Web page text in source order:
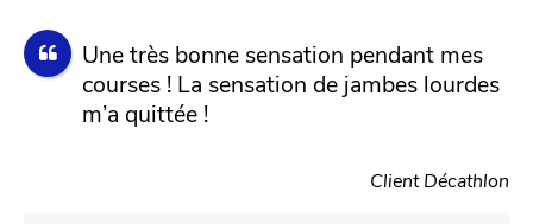
Une très bonne sensation pendant mes
courses ! La sensation de jambes lourdes
m’a quittée !
Client Décathlon